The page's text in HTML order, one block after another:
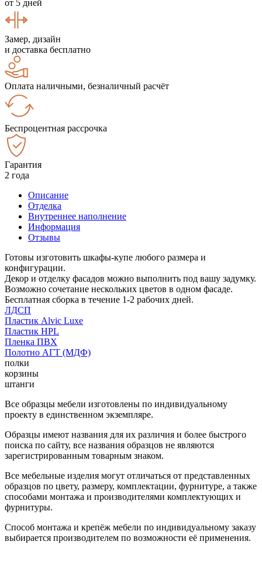
от 5 дней
Замер, дизайн
и доставка бесплатно
Оплата наличными, безналичный расчёт
Беспроцентная рассрочка
Гарантия
2 года
Описание
Отделка
Внутреннее наполнение
Информация
Отзывы
Готовы изготовить шкафы-купе любого размера и
конфигурации.
Декор и отделку фасадов можно выполнить под вашу задумку.
Возможно сочетание нескольких цветов в одном фасаде.
Бесплатная сборка в течение 1-2 рабочих дней.
ЛДСП
Пластик Alvic Luxe
Пластик HPL
Пленка ПВХ
Полотно АГТ (МДФ)
полки
корзины
штанги
Все образцы мебели изготовлены по индивидуальному
проекту в единственном экземпляре.
Образцы имеют названия для их различия и более быстрого
поиска по сайту, все названия образцов не являются
зарегистрированным товарным знаком.
Все мебельные изделия могут отличаться от представленных
образцов по цвету, размеру, комплектации, фурнитуре, а также
способами монтажа и производителями комплектующих и
фурнитуры.
Способ монтажа и крепёж мебели по индивидуальному заказу
выбирается производителем по возможности её применения.